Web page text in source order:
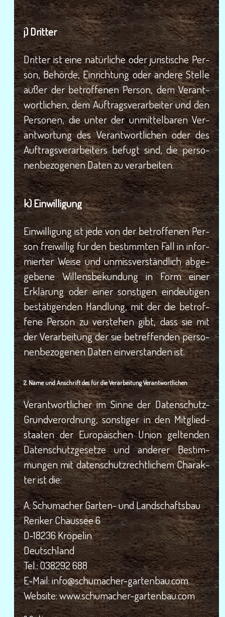
j) Drit­ter
Drit­ter ist eine natür­li­che oder juris­ti­sche Per­
son, Behör­de, Ein­rich­tung oder ande­re Stel­le
außer der betrof­fe­nen Per­son, dem Ver­ant­
wort­li­chen, dem Auf­trags­ver­ar­bei­ter und den
Per­so­nen, die unter der unmit­tel­ba­ren Ver­
ant­wor­tung des Ver­ant­wort­li­chen oder des
Auf­trags­ver­ar­bei­ters befugt sind, die per­so­
nen­be­zo­ge­nen Daten zu verarbeiten.
k) Ein­wil­li­gung
Ein­wil­li­gung ist jede von der betrof­fe­nen Per­
son frei­wil­lig für den bestimm­ten Fall in infor­
mier­ter Wei­se und unmiss­ver­ständ­lich abge­
ge­be­ne Wil­lens­be­kun­dung in Form einer
Erklä­rung oder einer sons­ti­gen ein­deu­ti­gen
bestä­ti­gen­den Hand­lung, mit der die betrof­
fe­ne Per­son zu ver­ste­hen gibt, dass sie mit
der Ver­ar­bei­tung der sie betref­fen­den per­so­
nen­be­zo­ge­nen Daten ein­ver­stan­den ist.
2. Name und Anschrift des für die Ver­ar­bei­tung Verantwortlichen
Ver­ant­wort­li­cher im Sin­ne der Daten­schutz-
Grund­ver­ord­nung, sons­ti­ger in den Mit­glied­
staa­ten der Euro­päi­schen Uni­on gel­ten­den
Daten­schutz­ge­set­ze und ande­rer Bestim­
mun­gen mit daten­schutz­recht­li­chem Cha­rak­
ter ist die:
A. Schu­ma­cher Gar­ten- und Landschaftsbau
Reri­ker Chaus­see 6
D‑18236 Kröpelin
Deutschland
Tel.: 038292 688
E‑Mail: info@schumacher-gartenbau.com
Web­site: www.schumacher-gartenbau.com